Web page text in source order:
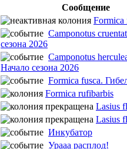
Сообщение
Formica
Camponotus
сезона 2026
Camponotus
Начало сезона 2026
Formica fusca.
Formica rufibarbis
Lasius
Lasius
Инкубатор
Урааа расплод!